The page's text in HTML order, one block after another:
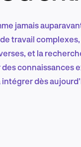
jamais
travail
et la
connaissances
dès